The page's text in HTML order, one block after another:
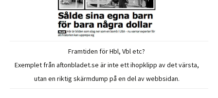
Framtiden för Hbl, Vbl etc?
Exemplet från aftonbladet.se är inte ett ihopklipp av det värsta,
utan en riktig skärmdump på en del av webbsidan.